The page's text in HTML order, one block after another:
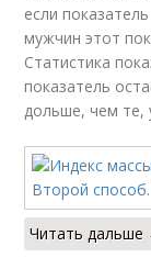
если
мужчин этот
Статистика
показатель
дольше, чем те,
Читать дальше